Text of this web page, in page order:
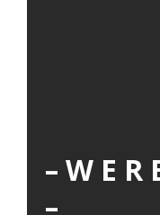
– W Ε R
–